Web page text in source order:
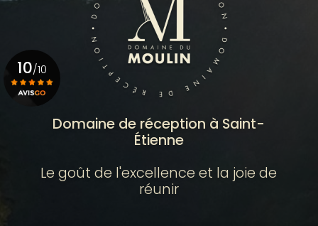
Domaine de réception à Saint-
Étienne
Le goût de l'excellence et la joie de
réunir
10/10